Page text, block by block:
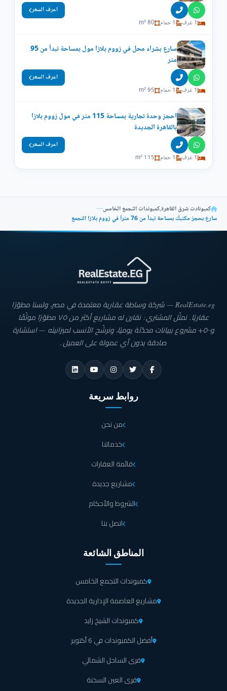
1 غرف 1 حمام 80 m²
اعرف السعر
سارع بشراء محل في زووم بلازا مول بمساحة تبدأ من 95
متر
1 غرف 1 حمام 95 m²
اعرف السعر
احجز وحدة تجارية بمساحة 115 متر في مول زووم بلازا
بالقاهرة الجديدة
1 غرف 1 حمام 115 m²
اعرف السعر
كمبونادت شرق القاهرة,كمبوندات التجمع الخامس—
سارع بحجز مكتبك بمساحة تبدأ من 76 متراً في زووم بلازا التجمع
RealEstate.eg — شركة وساطة عقارية معتمدة في مصر، ولسنا مطوّرًا
عقاريًا. نمثّل المشتري: نقارن له مشاريع أكثر من ٧٥ مطوّرًا موثّقًا
و٥٠٠+ مشروع ببيانات محدّثة يوميًا، ونرشّح الأنسب لميزانيته — استشارة
صادقة بدون أي عمولة على العميل.
روابط سريعة
من نحن
خدماتنا
قائمة العقارات
مشاريع جديدة
الشروط والأحكام
اتصل بنا
المناطق الشائعة
كمبوندات التجمع الخامس
مشاريع العاصمة الإدارية الجديدة
كمبوندات الشيخ زايد
أفضل الكمبوندات في 6 أكتوبر
قرى الساحل الشمالي
قرى العين السخنة